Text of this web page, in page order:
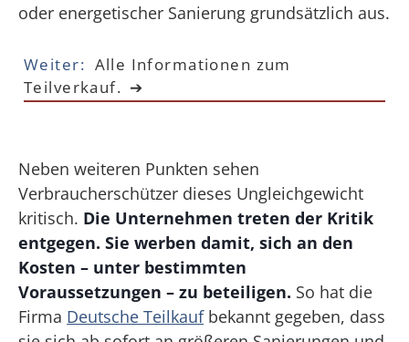
oder energetischer Sanierung grundsätzlich aus.
Alle Informationen zum
Teilverkauf.
Neben weiteren Punkten sehen
Verbraucherschützer dieses Ungleichgewicht
kritisch. Die Unternehmen treten der Kritik
entgegen. Sie werben damit, sich an den
Kosten – unter bestimmten
Voraussetzungen – zu beteiligen. So hat die
Firma Deutsche Teilkaufbekannt gegeben, dass